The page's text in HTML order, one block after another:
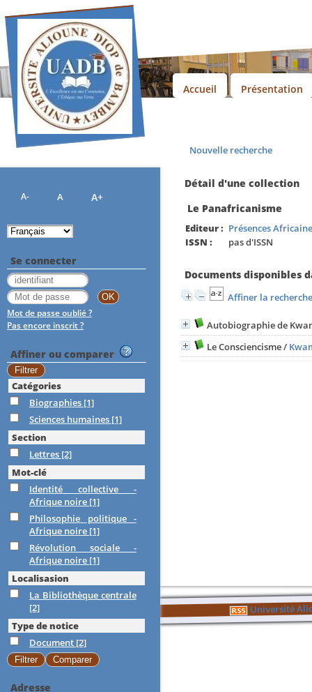
Nouvelle recherche
Détail d'une collection
Le Panafricanisme
Editeur : Présences
ISSN :
pas d'ISSN
Documents disponibles
Affiner la recherche
Autobiographie de
Le Consciencisme/
Université
Accueil Présentation
A- A A+
Se connecter
Mot de passe oublié ?
Pas encore inscrit ?
Affiner ou comparer
Catégories
Biographies [1]
Sciences humaines [1]
Section
Lettres [2]
Mot-clé
Identité collective -
Afrique noire [1]
Philosophie politique -
Afrique noire [1]
Révolution sociale -
Afrique noire [1]
Localisasion
La Bibliothèque centrale
[2]
Type de notice
Document [2]
Adresse